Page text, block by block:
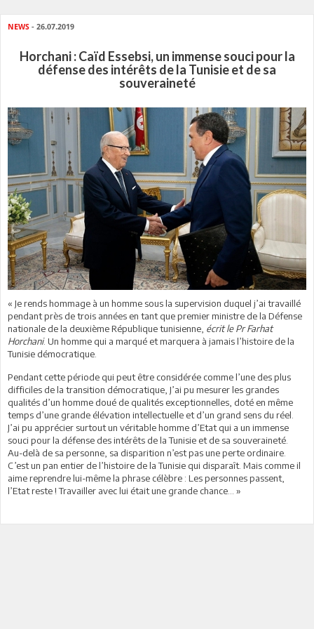
NEWS - 26.07.2019
Horchani : Caïd Essebsi, un immense souci pour la
défense des intérêts de la Tunisie et de sa
souveraineté
« Je rends hommage à un homme sous la supervision duquel j’ai travaillé
pendant près de trois années en tant que premier ministre de la Défense
nationale de la deuxième République tunisienne, écrit le Pr Farhat
Horchani. Un homme qui a marqué et marquera à jamais l’histoire de la
Tunisie démocratique.
Pendant cette période qui peut être considérée comme l’une des plus
difficiles de la transition démocratique, J’ai pu mesurer les grandes
qualités d’un homme doué de qualités exceptionnelles, doté en même
temps d’une grande élévation intellectuelle et d’un grand sens du réel.
J’ai pu apprécier surtout un véritable homme d’Etat qui a un immense
souci pour la défense des intérêts de la Tunisie et de sa souveraineté.
Au-delà de sa personne, sa disparition n’est pas une perte ordinaire.
C’est un pan entier de l’histoire de la Tunisie qui disparaît. Mais comme il
aime reprendre lui-même la phrase célèbre : Les personnes passent,
l’Etat reste ! Travailler avec lui était une grande chance... »